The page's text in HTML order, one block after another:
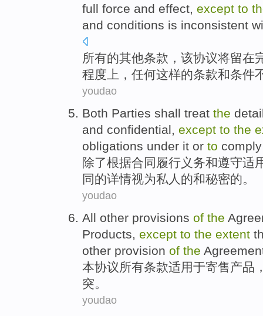
full force and effect, except to
and conditions is inconsistent
所有的其他条款 ， 该协议将留在
程度上 ， 任何这样的条款和条件
youdao
Both Parties shall treat the
and confidential, except to the
obligations under it or to
除了根据合同履行义务和遵守适
同的详情视为私人 的和秘密的。
youdao
All other provisions of the
Products, except to the extent
other provision of the
本协议所有条款适用于寄售产品
突。
youdao